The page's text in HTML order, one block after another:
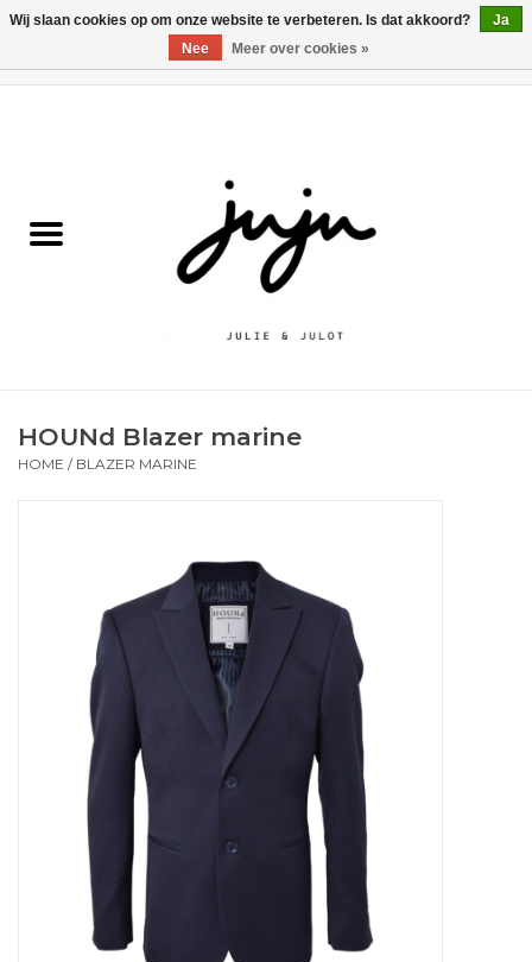
Kledij jongens
Schoenen
Cadeautips
Cadeaubonnen
HOUNd Blazer marine
HOME / BLAZER MARINE
Wij slaan cookies op om onze website te verbeteren. Is dat akkoord?
Ja
Nee
Meer over cookies »